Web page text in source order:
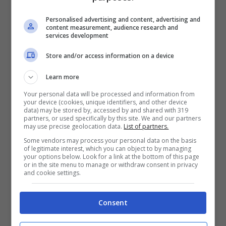
La showgirl Elisabetta Canalis (Screenshot da Instagram)
Inutile dire che anche questa
voltaElisabetta Canalisè riuscita a
lasciare a bocca aperta i suoi affezionati e
tantissimi fan. D’altronde questa non è
mica la prima volta che con la sua
sensualità e la sua incantevole bellezza
Personalised advertising and content, advertising and
content measurement, audience research and
services development
Store and/or access information on a device
Learn more
Your personal data will be processed and information from
your device (cookies, unique identifiers, and other device
data) may be stored by, accessed by and shared with 319
partners, or used specifically by this site. We and our partners
may use precise geolocation data. List of partners.
Some vendors may process your personal data on the basis
of legitimate interest, which you can object to by managing
your options below. Look for a link at the bottom of this page
or in the site menu to manage or withdraw consent in privacy
and cookie settings.
Consent